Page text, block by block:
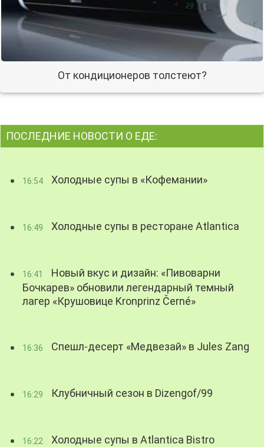
От кондиционеров толстеют?
ПОСЛЕДНИЕ НОВОСТИ О ЕДЕ:
16:54 Холодные супы в «Кофемании»
16:49 Холодные супы в ресторане Atlantica
16:41
Новый вкус и дизайн: «Пивоварни
Бочкарев» обновили легендарный темный
лагер «Крушовице Kronprinz Černé»
16:36 Спешл-десерт «Медвезай» в Jules Zang
16:29 Клубничный сезон в Dizengof/99
16:22 Холодные супы в Atlantica Bistro